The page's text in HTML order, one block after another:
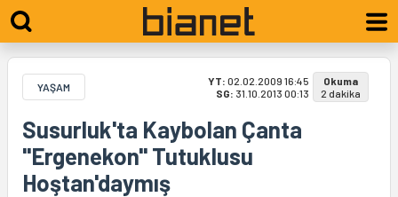
YAŞAM YT: 02.02.2009 16:45
SG: 31.10.2013 00:13
Okuma
2 dakika
Susurluk'ta Kaybolan Çanta
"Ergenekon" Tutuklusu
Hoştan'daymış